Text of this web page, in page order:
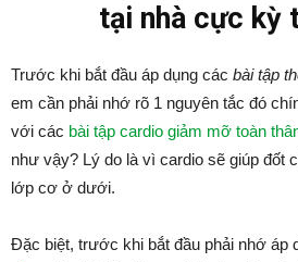
tại nhà cực kỳ
Trước khi bắt đầu áp dụng các bài tập
em cần phải nhớ rõ 1 nguyên tắc đó
với các bài tập cardio giảm mỡ toàn
như vậy? Lý do là vì cardio sẽ giúp đốt
lớp cơ ở dưới.
Đặc biệt, trước khi bắt đầu phải nhớ áp